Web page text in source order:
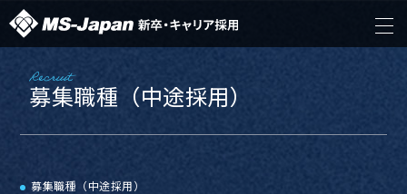
Recruit
募集職種（中途採用）
募集職種（中途採用）